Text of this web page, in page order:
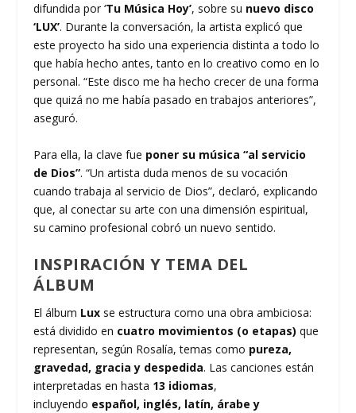
difundida por ‘Tu Música Hoy’, sobre su nuevo disco
‘LUX’. Durante la conversación, la artista explicó que
este proyecto ha sido una experiencia distinta a todo lo
que había hecho antes, tanto en lo creativo como en lo
personal. “Este disco me ha hecho crecer de una forma
que quizá no me había pasado en trabajos anteriores”,
aseguró.
Para ella, la clave fue poner su música “al servicio
de Dios”. “Un artista duda menos de su vocación
cuando trabaja al servicio de Dios”, declaró, explicando
que, al conectar su arte con una dimensión espiritual,
su camino profesional cobró un nuevo sentido.
INSPIRACIÓN Y TEMA DEL
ÁLBUM
El álbum Lux se estructura como una obra ambiciosa:
está dividido en cuatro movimientos (o etapas) que
representan, según Rosalía, temas como pureza,
gravedad, gracia y despedida. Las canciones están
interpretadas en hasta 13 idiomas,
incluyendo español, inglés, latín, árabe y